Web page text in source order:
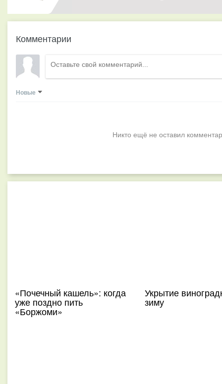
Комментарии
Новые
Никто ещё не оставил
«Почечный кашель»: когда
уже поздно пить
«Боржоми»
Укрытие
зиму